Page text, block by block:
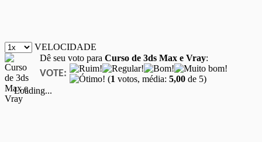
VELOCIDADE
Dê seu voto para Curso de 3ds Max e Vray:
VOTE: (1 votos, média: 5,00 de 5)
Loading...